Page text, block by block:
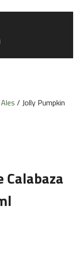
/ Jolly Pumpkin
Calabaza